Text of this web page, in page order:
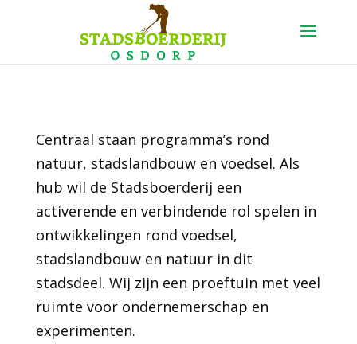
Centraal staan programma’s rond
natuur, stadslandbouw en voedsel. Als
hub wil de Stadsboerderij een
activerende en verbindende rol spelen in
ontwikkelingen rond voedsel,
stadslandbouw en natuur in dit
stadsdeel. Wij zijn een proeftuin met veel
ruimte voor ondernemerschap en
experimenten.